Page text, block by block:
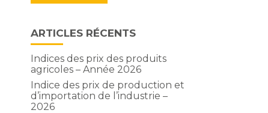
ARTICLES RÉCENTS
Indices des prix des produits
agricoles – Année 2026
Indice des prix de production et
d’importation de l’industrie –
2026